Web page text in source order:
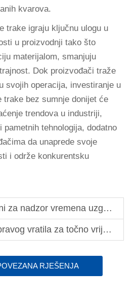
kvarova.
trake igraju ključnu ulogu u
u proizvodnji tako što
materijalom, smanjuju
Dok proizvođači traže
svojih operacija, investiranje u
trake bez sumnje donijet će
trendova u industriji,
pametnih tehnologija, dodatno
da unaprede svoje
i održe konkurentsku
uzgoja kobasica: Osiguravanje higijene u proizvodnim linijama za hranu
vratila za točno vrijeme rada
RJEŠENJA